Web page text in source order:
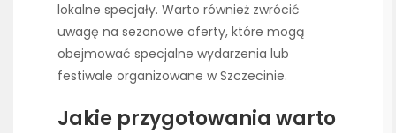
lokalne specjały. Warto również zwrócić
uwagę na sezonowe oferty, które mogą
obejmować specjalne wydarzenia lub
festiwale organizowane w Szczecinie.
Jakie przygotowania warto